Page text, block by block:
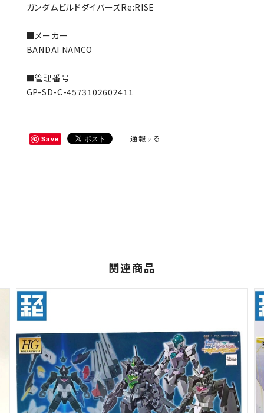
ガンダムビルドダイバーズRe:RISE
■メーカー
BANDAI NAMCO
■管理番号
GP-SD-C-4573102602411
Save 通報する
関連商品